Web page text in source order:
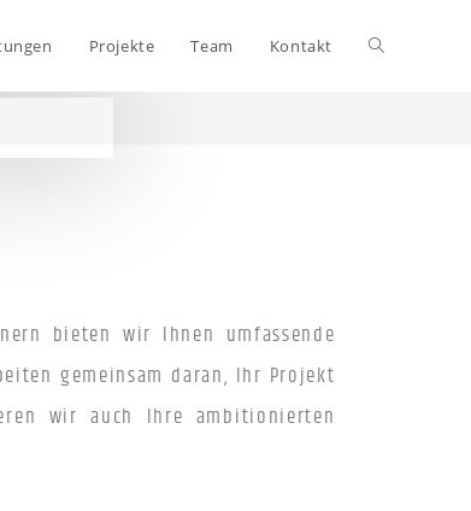
Projekte Team Kontakt
bieten wir Ihnen umfassende
gemeinsam daran, Ihr Projekt
wir auch Ihre ambitionierten